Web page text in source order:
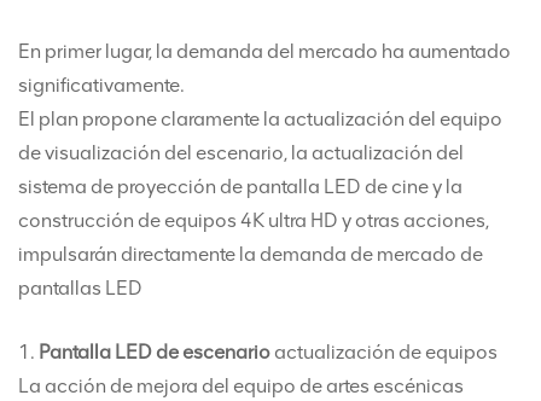
En primer lugar, la demanda del mercado ha aumentado
significativamente.
El plan propone claramente la actualización del equipo
de visualización del escenario, la actualización del
sistema de proyección de pantalla LED de cine y la
construcción de equipos 4K ultra HD y otras acciones,
impulsarán directamente la demanda de mercado de
pantallas LED
1. Pantalla LED de escenario actualización de equipos
La acción de mejora del equipo de artes escénicas